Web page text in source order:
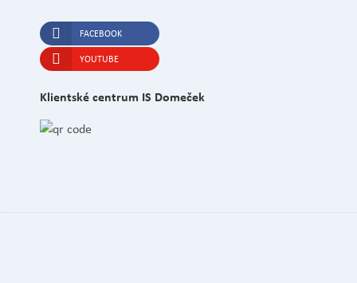
FACEBOOK
YOUTUBE
Klientské centrum IS Domeček